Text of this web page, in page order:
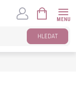
HLEDAT
KOŠÍK